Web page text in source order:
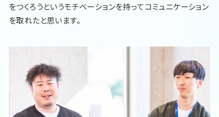
をつくろうというモチベーションを持ってコミュニケーション
を取れたと思います。